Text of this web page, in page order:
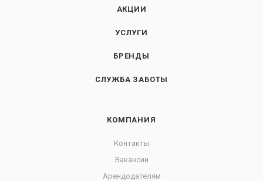
АКЦИИ
УСЛУГИ
БРЕНДЫ
СЛУЖБА ЗАБОТЫ
КОМПАНИЯ
Контакты
Вакансии
Арендодателям